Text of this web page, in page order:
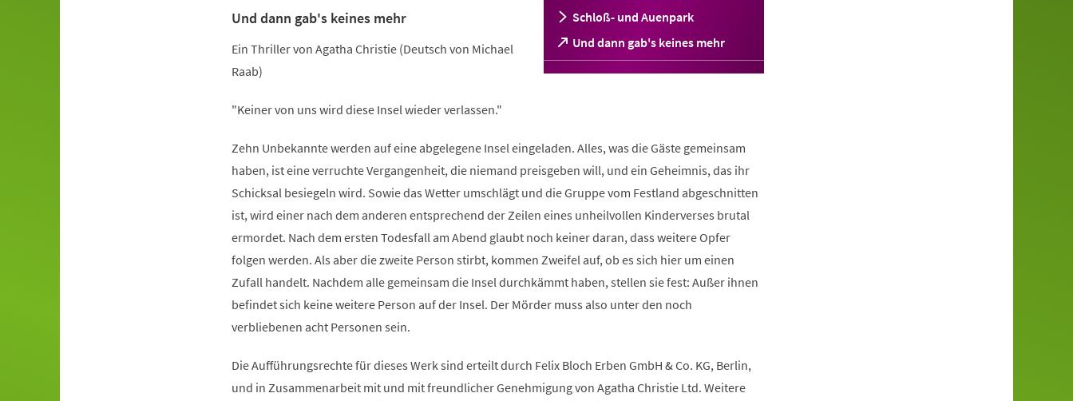
Schloß- und Auenpark
Und dann gab's keines mehr
(Öffnet
in
einem
Und dann gab's keines mehr
Ein Thriller von Agatha Christie (Deutsch von Michael
Raab)
"Keiner von uns wird diese Insel wieder verlassen."
Zehn Unbekannte werden auf eine abgelegene Insel eingeladen. Alles, was die Gäste gemeinsam
haben, ist eine verruchte Vergangenheit, die niemand preisgeben will, und ein Geheimnis, das ihr
Schicksal besiegeln wird. Sowie das Wetter umschlägt und die Gruppe vom Festland abgeschnitten
ist, wird einer nach dem anderen entsprechend der Zeilen eines unheilvollen Kinderverses brutal
ermordet. Nach dem ersten Todesfall am Abend glaubt noch keiner daran, dass weitere Opfer
folgen werden. Als aber die zweite Person stirbt, kommen Zweifel auf, ob es sich hier um einen
Zufall handelt. Nachdem alle gemeinsam die Insel durchkämmt haben, stellen sie fest: Außer ihnen
befindet sich keine weitere Person auf der Insel. Der Mörder muss also unter den noch
verbliebenen acht Personen sein.
Die Aufführungsrechte für dieses Werk sind erteilt durch Felix Bloch Erben GmbH & Co. KG, Berlin,
und in Zusammenarbeit mit und mit freundlicher Genehmigung von Agatha Christie Ltd. Weitere